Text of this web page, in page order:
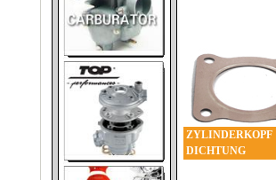
ZYLINDERKOPF
DICHTUNG